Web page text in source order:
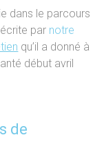
dans le parcours
par notre
qu’il a donné à
début avril
de